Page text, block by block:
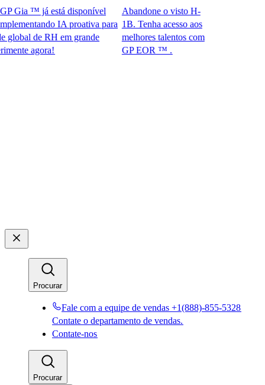
™ já está disponível
IA proativa para
de RH em grande
agora!​​
Abandone o visto H-
1B. Tenha acesso aos
melhores talentos com
GP EOR ™ .​​
Procurar​​
Fale com a equipe de vendas +1(888)-855-5328​​
Contate o departamento de vendas.​​
Contate-nos​​
Procurar​​